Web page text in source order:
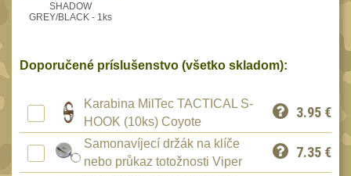
Peněženky 15
Ramenní popruhy a
Karabiny a přezky75
Kroužky, šňůrky,
koncovky25
SHADOW
GREY/BLACK - 1ks
Doporučené príslušenstvo (všetko skladom):
Karabina MilTec TACTICAL S-
HOOK (10ks) Coyote
3.95 €
Samonavíjecí držák na klíče
nebo průkaz totožnosti Viper
7.35 €